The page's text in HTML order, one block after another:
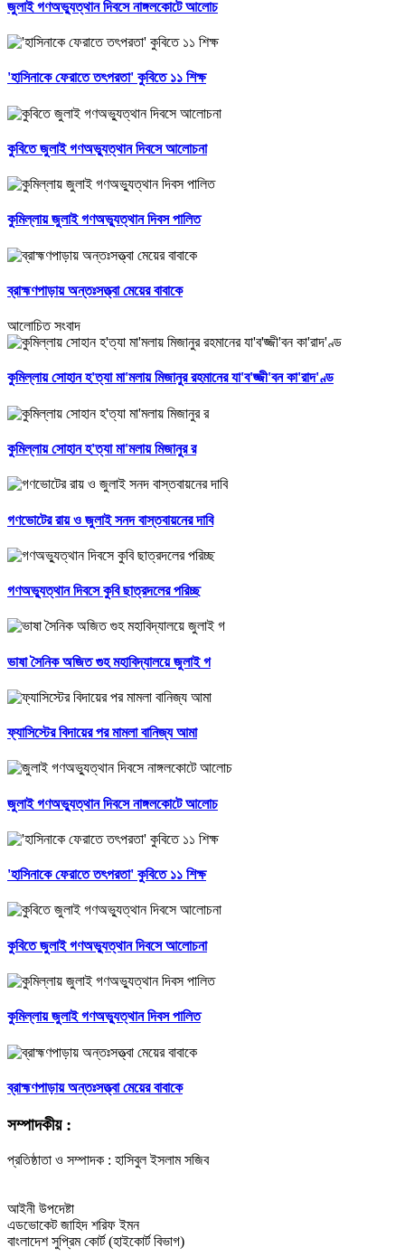
জুলাই গণঅভ্যুত্থান দিবসে নাঙ্গলকোটে আলোচ
'হাসিনাকে ফেরাতে তৎপরতা' কুবিতে ১১ শিক্ষ
কুবিতে জুলাই গণঅভ্যুত্থান দিবসে আলোচনা
কুমিল্লায় জুলাই গণঅভ্যুত্থান দিবস পালিত
ব্রাহ্মণপাড়ায় অন্তঃসত্ত্বা মেয়ের বাবাকে
আলোচিত সংবাদ
কুমিল্লায় সোহান হ'ত্যা মা'মলায় মিজানুর রহমানের যা'ব'জ্জী'বন কা'রাদ'ণ্ড
কুমিল্লায় সোহান হ'ত্যা মা'মলায় মিজানুর র
গণভোটের রায় ও জুলাই সনদ বাস্তবায়নের দাবি
গণঅভ্যুত্থান দিবসে কুবি ছাত্রদলের পরিচ্ছ
ভাষা সৈনিক অজিত গুহ মহাবিদ্যালয়ে জুলাই গ
ফ্যাসিস্টের বিদায়ের পর মামলা বানিজ্য আমা
জুলাই গণঅভ্যুত্থান দিবসে নাঙ্গলকোটে আলোচ
'হাসিনাকে ফেরাতে তৎপরতা' কুবিতে ১১ শিক্ষ
কুবিতে জুলাই গণঅভ্যুত্থান দিবসে আলোচনা
কুমিল্লায় জুলাই গণঅভ্যুত্থান দিবস পালিত
ব্রাহ্মণপাড়ায় অন্তঃসত্ত্বা মেয়ের বাবাকে
সম্পাদকীয় :
প্রতিষ্ঠাতা ও সম্পাদক : হাসিবুল ইসলাম সজিব
আইনী উপদেষ্টা
এডভোকেট জাহিদ শরিফ ইমন
বাংলাদেশ সুপ্রিম কোর্ট (হাইকোর্ট বিভাগ)